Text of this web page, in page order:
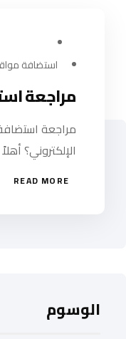
استضافة
مراجعة
مراجعة
الإلكتروني؟
READ MORE
الوسوم